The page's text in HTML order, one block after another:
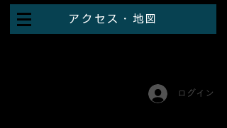
アクセス・地図
ログイン